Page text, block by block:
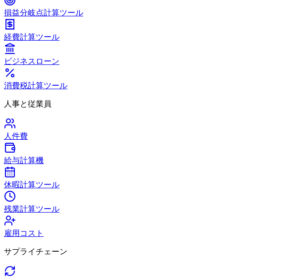
損益分岐点計算ツール
経費計算ツール
ビジネスローン
消費税計算ツール
人事と従業員
人件費
給与計算機
休暇計算ツール
残業計算ツール
雇用コスト
サプライチェーン